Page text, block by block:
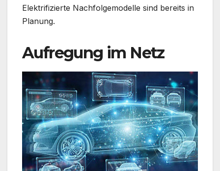
Elektrifizierte Nachfolgemodelle sind bereits in
Planung.
Aufregung im Netz